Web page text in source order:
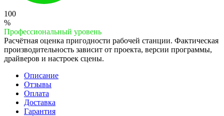
100
%
Профессиональный уровень
Расчётная оценка пригодности рабочей станции. Фактическая
производительность зависит от проекта, версии программы,
драйверов и настроек сцены.
Описание
Отзывы
Оплата
Доставка
Гарантия